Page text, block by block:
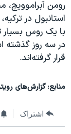
رومن آبراموویچ،
استانبول در
با یک روس بسیار
در سه روز
قرار گرفته‌اند.
منابع: گزارش‌های
اشتراک